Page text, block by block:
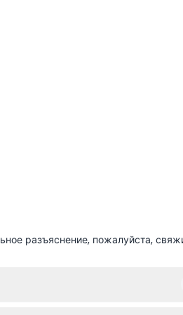
разъяснение, пожалуйста,